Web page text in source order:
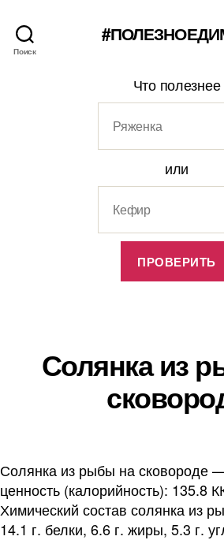
Поиск
Что полезнее
или
Солянка из
Солянка из рыбы на сковороде —
ценность (калорийность): 135.8
Химический состав солянка из
14.1 г. белки, 6.6 г. жиры, 5.3 г.